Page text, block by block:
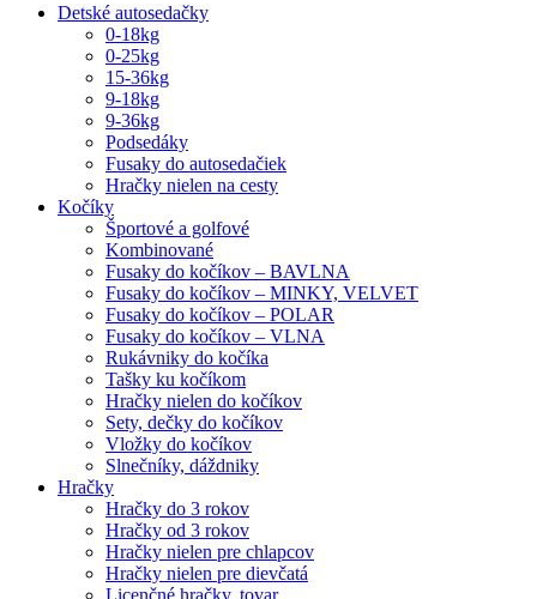
Detské autosedačky
0-18kg
0-25kg
15-36kg
9-18kg
9-36kg
Podsedáky
Fusaky do autosedačiek
Hračky nielen na cesty
Kočíky
Športové a golfové
Kombinované
Fusaky do kočíkov – BAVLNA
Fusaky do kočíkov – MINKY, VELVET
Fusaky do kočíkov – POLAR
Fusaky do kočíkov – VLNA
Rukávniky do kočíka
Tašky ku kočíkom
Hračky nielen do kočíkov
Sety, dečky do kočíkov
Vložky do kočíkov
Slnečníky, dáždniky
Hračky
Hračky do 3 rokov
Hračky od 3 rokov
Hračky nielen pre chlapcov
Hračky nielen pre dievčatá
Licenčné hračky, tovar